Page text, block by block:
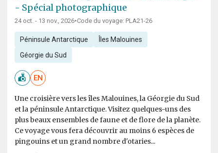
- Spécial photographique
24 oct. - 13 nov., 2026•Code du voyage: PLA21-26
Péninsule Antarctique Îles Malouines
Géorgie du Sud
EN
Une croisière vers les îles Malouines, la Géorgie du Sud
et la péninsule Antarctique. Visitez quelques-uns des
plus beaux ensembles de faune et de flore de la planète.
Ce voyage vous fera découvrir au moins 6 espèces de
pingouins et un grand nombre d'otaries...